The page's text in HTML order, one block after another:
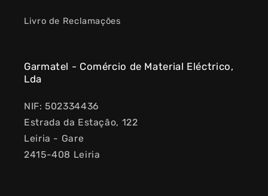
Livro de Reclamações
Garmatel - Comércio de Material Eléctrico,
Lda
NIF: 502334436
Estrada da Estação, 122
Leiria - Gare
2415-408 Leiria